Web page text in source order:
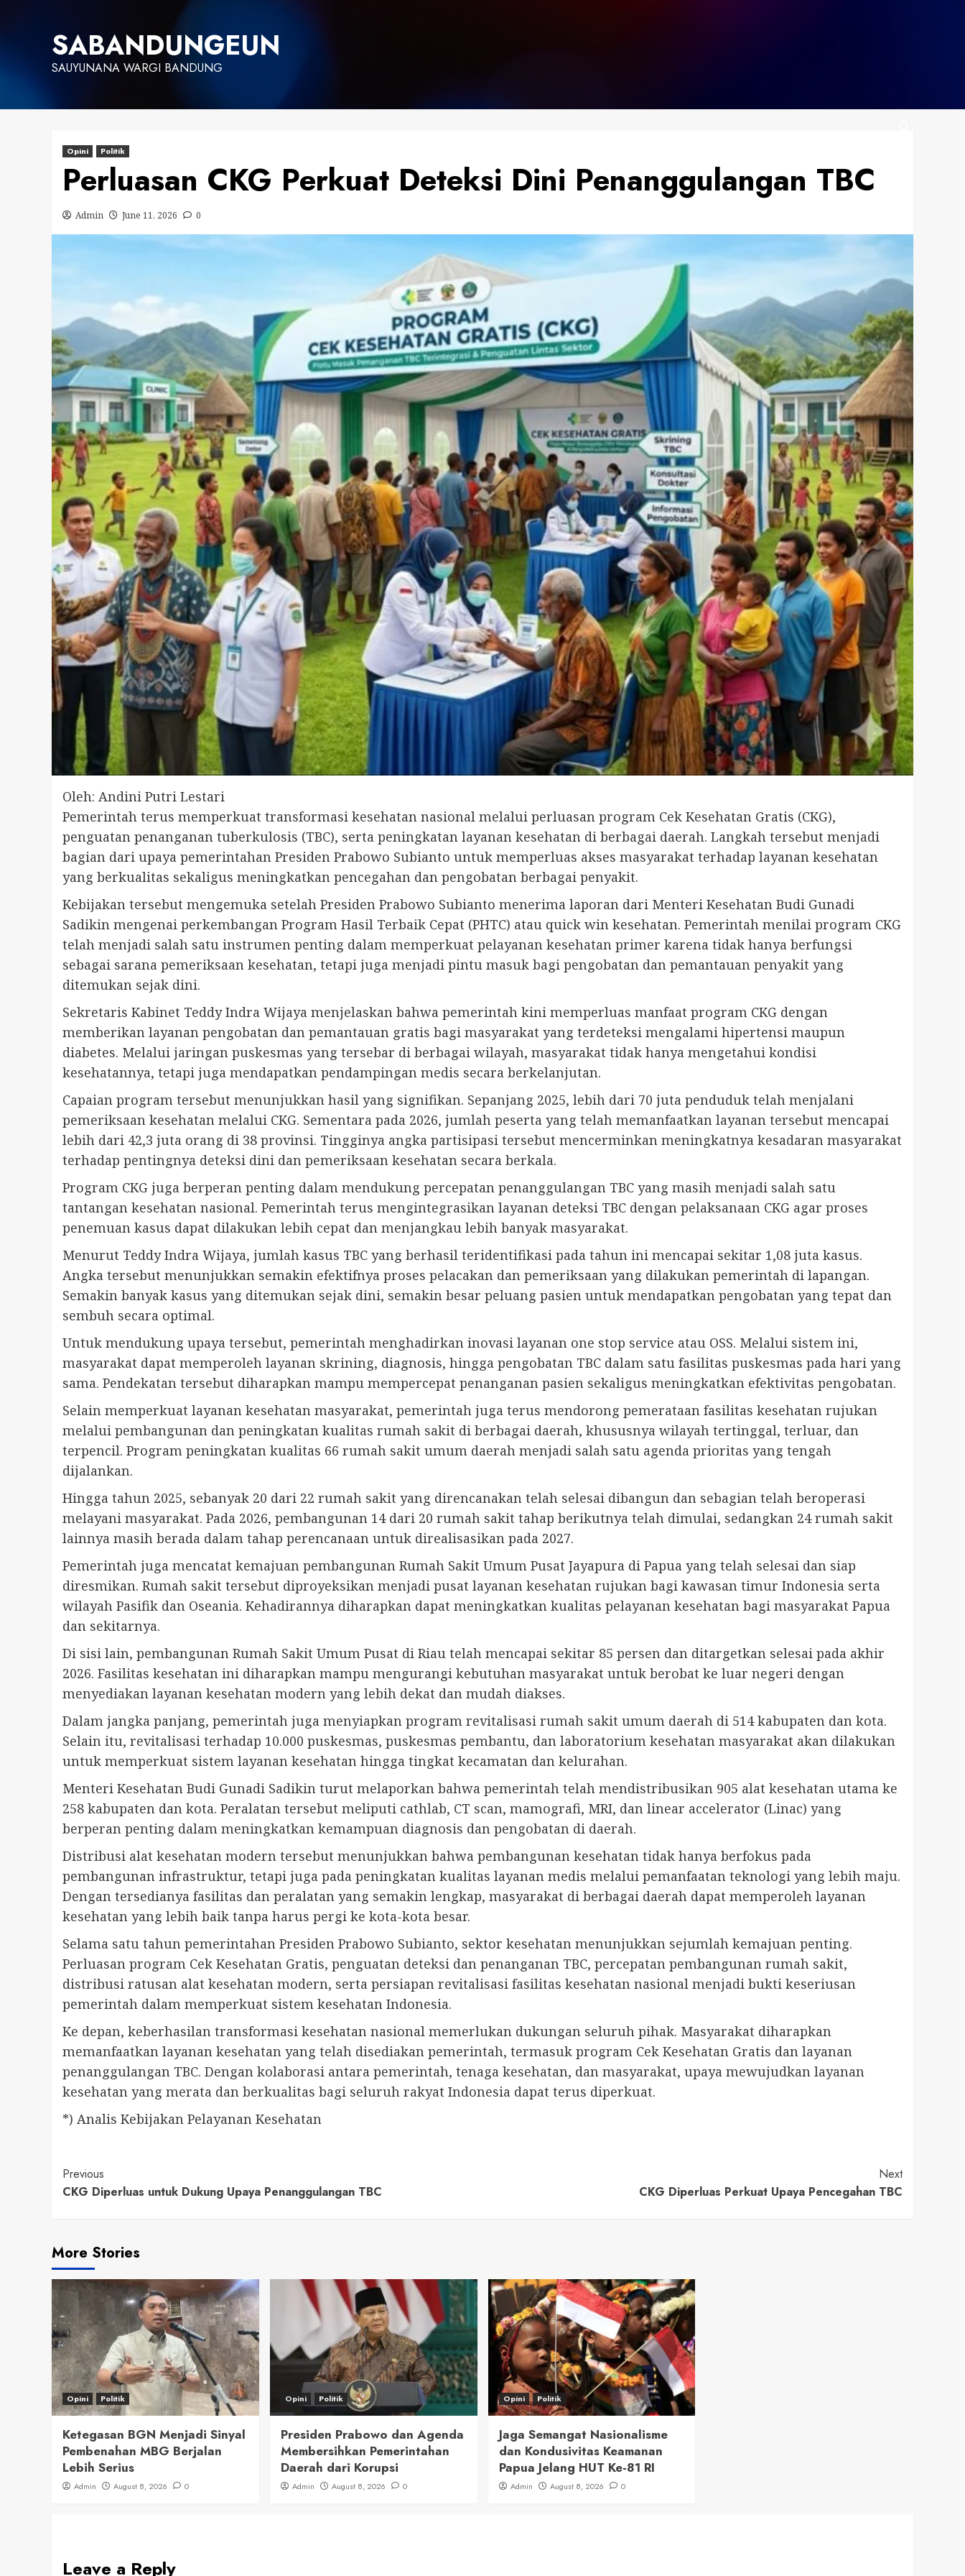
SABANDUNGEUN
SAUYUNANA WARGI BANDUNG
Opini Politik
Perluasan CKG Perkuat Deteksi Dini Penanggulangan TBC
Admin June 11, 2026 0
Oleh: Andini Putri Lestari
Pemerintah terus memperkuat transformasi kesehatan nasional melalui perluasan program Cek Kesehatan Gratis (CKG),
penguatan penanganan tuberkulosis (TBC), serta peningkatan layanan kesehatan di berbagai daerah. Langkah tersebut menjadi
bagian dari upaya pemerintahan Presiden Prabowo Subianto untuk memperluas akses masyarakat terhadap layanan kesehatan
yang berkualitas sekaligus meningkatkan pencegahan dan pengobatan berbagai penyakit.
Kebijakan tersebut mengemuka setelah Presiden Prabowo Subianto menerima laporan dari Menteri Kesehatan Budi Gunadi
Sadikin mengenai perkembangan Program Hasil Terbaik Cepat (PHTC) atau quick win kesehatan. Pemerintah menilai program CKG
telah menjadi salah satu instrumen penting dalam memperkuat pelayanan kesehatan primer karena tidak hanya berfungsi
sebagai sarana pemeriksaan kesehatan, tetapi juga menjadi pintu masuk bagi pengobatan dan pemantauan penyakit yang
ditemukan sejak dini.
Sekretaris Kabinet Teddy Indra Wijaya menjelaskan bahwa pemerintah kini memperluas manfaat program CKG dengan
memberikan layanan pengobatan dan pemantauan gratis bagi masyarakat yang terdeteksi mengalami hipertensi maupun
diabetes. Melalui jaringan puskesmas yang tersebar di berbagai wilayah, masyarakat tidak hanya mengetahui kondisi
kesehatannya, tetapi juga mendapatkan pendampingan medis secara berkelanjutan.
Capaian program tersebut menunjukkan hasil yang signifikan. Sepanjang 2025, lebih dari 70 juta penduduk telah menjalani
pemeriksaan kesehatan melalui CKG. Sementara pada 2026, jumlah peserta yang telah memanfaatkan layanan tersebut mencapai
lebih dari 42,3 juta orang di 38 provinsi. Tingginya angka partisipasi tersebut mencerminkan meningkatnya kesadaran masyarakat
terhadap pentingnya deteksi dini dan pemeriksaan kesehatan secara berkala.
Program CKG juga berperan penting dalam mendukung percepatan penanggulangan TBC yang masih menjadi salah satu
tantangan kesehatan nasional. Pemerintah terus mengintegrasikan layanan deteksi TBC dengan pelaksanaan CKG agar proses
penemuan kasus dapat dilakukan lebih cepat dan menjangkau lebih banyak masyarakat.
Menurut Teddy Indra Wijaya, jumlah kasus TBC yang berhasil teridentifikasi pada tahun ini mencapai sekitar 1,08 juta kasus.
Angka tersebut menunjukkan semakin efektifnya proses pelacakan dan pemeriksaan yang dilakukan pemerintah di lapangan.
Semakin banyak kasus yang ditemukan sejak dini, semakin besar peluang pasien untuk mendapatkan pengobatan yang tepat dan
sembuh secara optimal.
Untuk mendukung upaya tersebut, pemerintah menghadirkan inovasi layanan one stop service atau OSS. Melalui sistem ini,
masyarakat dapat memperoleh layanan skrining, diagnosis, hingga pengobatan TBC dalam satu fasilitas puskesmas pada hari yang
sama. Pendekatan tersebut diharapkan mampu mempercepat penanganan pasien sekaligus meningkatkan efektivitas pengobatan.
Selain memperkuat layanan kesehatan masyarakat, pemerintah juga terus mendorong pemerataan fasilitas kesehatan rujukan
melalui pembangunan dan peningkatan kualitas rumah sakit di berbagai daerah, khususnya wilayah tertinggal, terluar, dan
terpencil. Program peningkatan kualitas 66 rumah sakit umum daerah menjadi salah satu agenda prioritas yang tengah
dijalankan.
Hingga tahun 2025, sebanyak 20 dari 22 rumah sakit yang direncanakan telah selesai dibangun dan sebagian telah beroperasi
melayani masyarakat. Pada 2026, pembangunan 14 dari 20 rumah sakit tahap berikutnya telah dimulai, sedangkan 24 rumah sakit
lainnya masih berada dalam tahap perencanaan untuk direalisasikan pada 2027.
Pemerintah juga mencatat kemajuan pembangunan Rumah Sakit Umum Pusat Jayapura di Papua yang telah selesai dan siap
diresmikan. Rumah sakit tersebut diproyeksikan menjadi pusat layanan kesehatan rujukan bagi kawasan timur Indonesia serta
wilayah Pasifik dan Oseania. Kehadirannya diharapkan dapat meningkatkan kualitas pelayanan kesehatan bagi masyarakat Papua
dan sekitarnya.
Di sisi lain, pembangunan Rumah Sakit Umum Pusat di Riau telah mencapai sekitar 85 persen dan ditargetkan selesai pada akhir
2026. Fasilitas kesehatan ini diharapkan mampu mengurangi kebutuhan masyarakat untuk berobat ke luar negeri dengan
menyediakan layanan kesehatan modern yang lebih dekat dan mudah diakses.
Dalam jangka panjang, pemerintah juga menyiapkan program revitalisasi rumah sakit umum daerah di 514 kabupaten dan kota.
Selain itu, revitalisasi terhadap 10.000 puskesmas, puskesmas pembantu, dan laboratorium kesehatan masyarakat akan dilakukan
untuk memperkuat sistem layanan kesehatan hingga tingkat kecamatan dan kelurahan.
Menteri Kesehatan Budi Gunadi Sadikin turut melaporkan bahwa pemerintah telah mendistribusikan 905 alat kesehatan utama ke
258 kabupaten dan kota. Peralatan tersebut meliputi cathlab, CT scan, mamografi, MRI, dan linear accelerator (Linac) yang
berperan penting dalam meningkatkan kemampuan diagnosis dan pengobatan di daerah.
Distribusi alat kesehatan modern tersebut menunjukkan bahwa pembangunan kesehatan tidak hanya berfokus pada
pembangunan infrastruktur, tetapi juga pada peningkatan kualitas layanan medis melalui pemanfaatan teknologi yang lebih maju.
Dengan tersedianya fasilitas dan peralatan yang semakin lengkap, masyarakat di berbagai daerah dapat memperoleh layanan
kesehatan yang lebih baik tanpa harus pergi ke kota-kota besar.
Selama satu tahun pemerintahan Presiden Prabowo Subianto, sektor kesehatan menunjukkan sejumlah kemajuan penting.
Perluasan program Cek Kesehatan Gratis, penguatan deteksi dan penanganan TBC, percepatan pembangunan rumah sakit,
distribusi ratusan alat kesehatan modern, serta persiapan revitalisasi fasilitas kesehatan nasional menjadi bukti keseriusan
pemerintah dalam memperkuat sistem kesehatan Indonesia.
Ke depan, keberhasilan transformasi kesehatan nasional memerlukan dukungan seluruh pihak. Masyarakat diharapkan
memanfaatkan layanan kesehatan yang telah disediakan pemerintah, termasuk program Cek Kesehatan Gratis dan layanan
penanggulangan TBC. Dengan kolaborasi antara pemerintah, tenaga kesehatan, dan masyarakat, upaya mewujudkan layanan
kesehatan yang merata dan berkualitas bagi seluruh rakyat Indonesia dapat terus diperkuat.
*) Analis Kebijakan Pelayanan Kesehatan
Continue
Reading
Previous
CKG Diperluas untuk Dukung Upaya Penanggulangan TBC
Next
CKG Diperluas Perkuat Upaya Pencegahan TBC
More Stories
Opini Politik
Ketegasan BGN Menjadi Sinyal
Pembenahan MBG Berjalan
Lebih Serius
Admin August 8, 2026 0
Opini Politik
Presiden Prabowo dan Agenda
Membersihkan Pemerintahan
Daerah dari Korupsi
Admin August 8, 2026 0
Opini Politik
Jaga Semangat Nasionalisme
dan Kondusivitas Keamanan
Papua Jelang HUT Ke-81 RI
Admin August 8, 2026 0
Leave a Reply